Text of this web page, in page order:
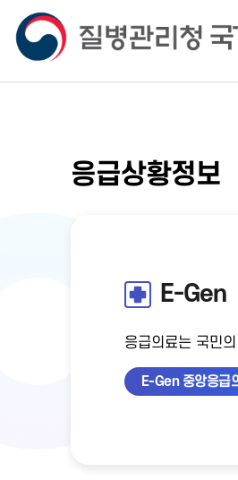
응급상황정보
E-Gen
응급의료는 국민
E-Gen 중앙응급